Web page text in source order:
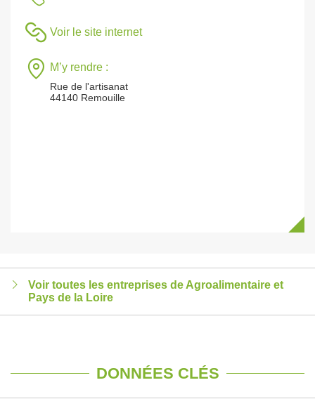
Voir le site internet
M’y rendre :
Rue de l'artisanat
44140 Remouille
Voir toutes les entreprises de Agroalimentaire et
Pays de la Loire
DONNÉES CLÉS